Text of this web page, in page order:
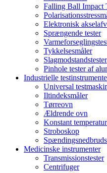
Falling Ball Impact
Elektronisk
Sprængende tester
Tykkelsesmåler
Slagmodstandstester
Pinhole tester af
Industrielle
Universal
Iltindeksmåler
Tørreovn
Ældrende ovn
Konstant
Stroboskop
Medicinske instrumenter
Transmissionstester
Centrifuger